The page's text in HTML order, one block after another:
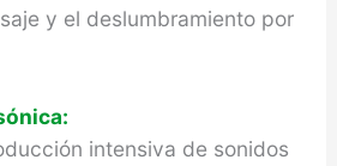
y el deslumbramiento por
intensiva de sonidos